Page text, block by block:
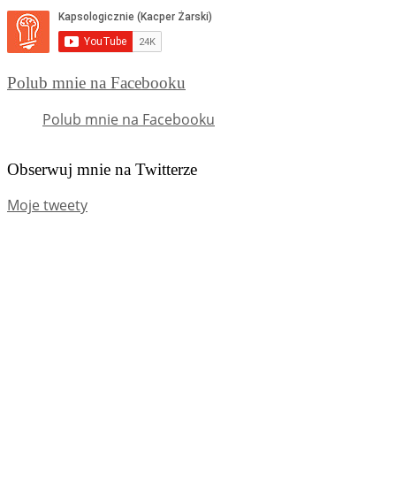
Polub mnie na Facebooku
Polub mnie na Facebooku
Obserwuj mnie na Twitterze
Moje tweety